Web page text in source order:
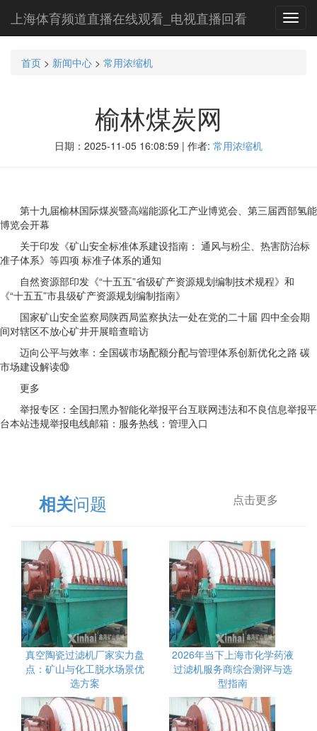
上海体育频道直播在线观看_电视直播回看
首页 > 新闻中心 > 常用浓缩机
榆林煤炭网
日期：2025-11-05 16:08:59 | 作者: 常用浓缩机
第十九届榆林国际煤炭暨高端能源化工产业博览会、第三届西部氢能
博览会开幕
关于印发《矿山安全标准体系建设指南： 通风与粉尘、热害防治标
准子体系》等四项 标准子体系的通知
自然资源部印发《“十五五”省级矿产资源规划编制技术规程》和
《“十五五”市县级矿产资源规划编制指南》
国家矿山安全监察局陕西局监察执法一处在党的二十届 四中全会期
间对辖区不放心矿井开展暗查暗访
迈向公平与效率：全国碳市场配额分配与管理体系创新优化之路 碳
市场建设解读⑩
更多
举报专区：全国扫黑办智能化举报平台互联网违法和不良信息举报平
台本站违规举报电线邮箱：服务热线：管理入口
相关问题 点击更多
真空陶瓷过滤机厂家实力盘
点：矿山与化工脱水场景优
选方案
2026年当下上海市化学药液
过滤机服务商综合测评与选
型指南